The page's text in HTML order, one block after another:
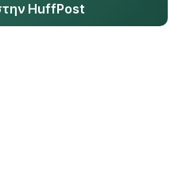
HuffPost